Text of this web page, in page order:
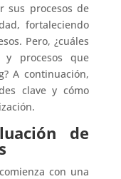
sus procesos de
fortaleciendo
Pero, ¿cuáles
y procesos que
A continuación,
clave y cómo
de
con una